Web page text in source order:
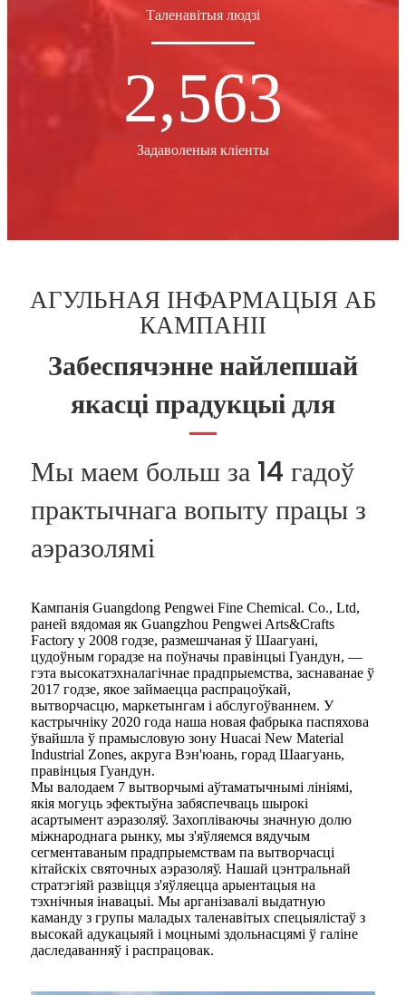
Таленавітыя людзі
2,563
Задаволеныя кліенты
АГУЛЬНАЯ ІНФАРМАЦЫЯ АБ
КАМПАНІІ
Забеспячэнне найлепшай
якасці прадукцыі для
Мы маем больш за 14 гадоў
практычнага вопыту працы з
аэразолямі
Кампанія Guangdong Pengwei Fine Chemical. Co., Ltd,
раней вядомая як Guangzhou Pengwei Arts&Crafts
Factory у 2008 годзе, размешчаная ў Шаагуані,
цудоўным горадзе на поўначы правінцыі Гуандун, —
гэта высокатэхналагічнае прадпрыемства, заснаванае ў
2017 годзе, якое займаецца распрацоўкай,
вытворчасцю, маркетынгам і абслугоўваннем. У
кастрычніку 2020 года наша новая фабрыка паспяхова
ўвайшла ў прамысловую зону Huacai New Material
Industrial Zones, акруга Вэн'юань, горад Шаагуань,
правінцыя Гуандун.
Мы валодаем 7 вытворчымі аўтаматычнымі лініямі,
якія могуць эфектыўна забяспечваць шырокі
асартымент аэразоляў. Захопліваючы значную долю
міжнароднага рынку, мы з'яўляемся вядучым
сегментаваным прадпрыемствам па вытворчасці
кітайскіх святочных аэразоляў. Нашай цэнтральнай
стратэгіяй развіцця з'яўляецца арыентацыя на
тэхнічныя інавацыі. Мы арганізавалі выдатную
каманду з групы маладых таленавітых спецыялістаў з
высокай адукацыяй і моцнымі здольнасцямі ў галіне
даследаванняў і распрацовак.